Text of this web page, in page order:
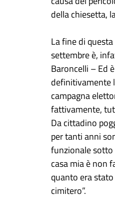
della chiesetta,
La fine di
settembre è,
Baroncelli – Ed
definitivamente
campagna
fattivamente,
Da cittadino
per tanti anni
funzionale sotto
casa mia è non
quanto era
cimitero”.